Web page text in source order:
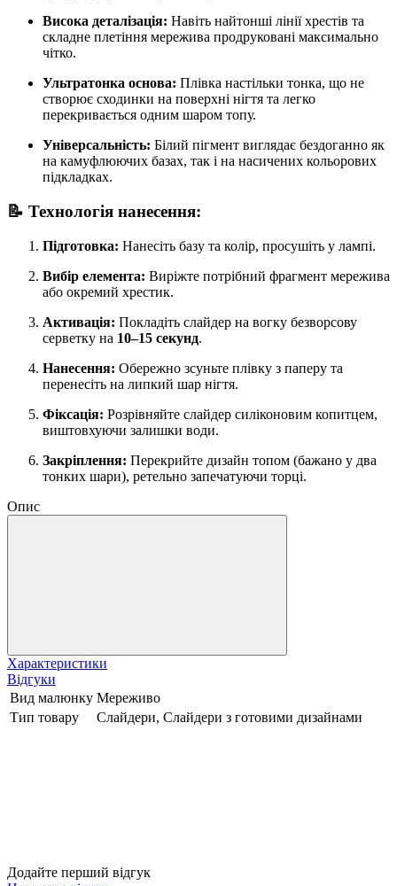
Висока деталізація: Навіть найтонші лінії хрестів та
складне плетіння мережива продруковані максимально
чітко.
Ультратонка основа: Плівка настільки тонка, що не
створює сходинки на поверхні нігтя та легко
перекривається одним шаром топу.
Універсальність: Білий пігмент виглядає бездоганно як
на камуфлюючих базах, так і на насичених кольорових
підкладках.
📝 Технологія нанесення:
Підготовка: Нанесіть базу та колір, просушіть у лампі.
Вибір елемента: Виріжте потрібний фрагмент мережива
або окремий хрестик.
Активація: Покладіть слайдер на вогку безворсову
серветку на 10–15 секунд.
Нанесення: Обережно зсуньте плівку з паперу та
перенесіть на липкий шар нігтя.
Фіксація: Розрівняйте слайдер силіконовим копитцем,
виштовхуючи залишки води.
Закріплення: Перекрийте дизайн топом (бажано у два
тонких шари), ретельно запечатуючи торці.
Опис
Характеристики
Відгуки
Вид малюнку Мереживо
Тип товару
Слайдери, Слайдери з готовими дизайнами
Додайте перший відгук